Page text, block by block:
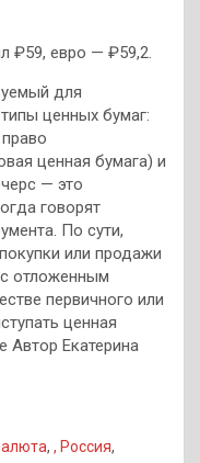
₽59, евро — ₽59,2.
для
ценных бумаг:
ценная бумага) и
— это
говорят
По сути,
или продажи
с отложенным
первичного или
ценная
Автор Екатерина
, , Россия,